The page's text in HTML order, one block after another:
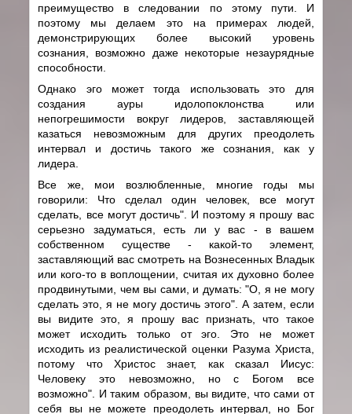
преимущество в следовании по этому пути. И
поэтому мы делаем это на примерах людей,
демонстрирующих более высокий уровень
сознания, возможно даже некоторые незаурядные
способности.
Однако эго может тогда использовать это для
создания ауры идолопоклонства или
непогрешимости вокруг лидеров, заставляющей
казаться невозможным для других преодолеть
интервал и достичь такого же сознания, как у
лидера.
Все же, мои возлюбленные, многие годы мы
говорили: Что сделал один человек, все могут
сделать, все могут достичь". И поэтому я прошу вас
серьезно задуматься, есть ли у вас - в вашем
собственном существе - какой-то элемент,
заставляющий вас смотреть на Вознесенных Владык
или кого-то в воплощении, считая их духовно более
продвинутыми, чем вы сами, и думать: "О, я не могу
сделать это, я не могу достичь этого". А затем, если
вы видите это, я прошу вас признать, что такое
может исходить только от эго. Это не может
исходить из реалистической оценки Разума Христа,
потому что Христос знает, как сказал Иисус:
Человеку это невозможно, но с Богом все
возможно". И таким образом, вы видите, что сами от
себя вы не можете преодолеть интервал, но Бог